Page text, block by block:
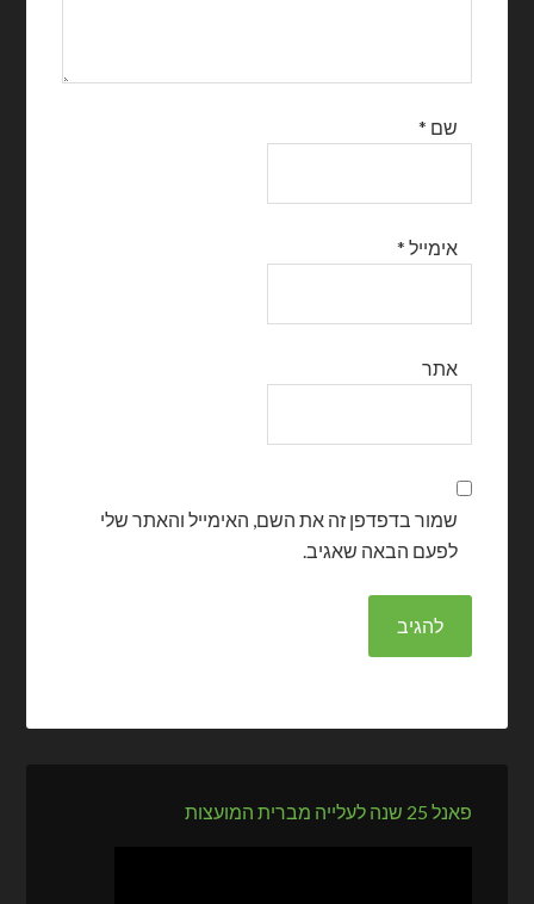
שם*
אימייל*
אתר
שמור בדפדפן זה את השם, האימייל והאתר שלי
לפעם הבאה שאגיב.
פאנל 25 שנה לעלייה מברית המועצות